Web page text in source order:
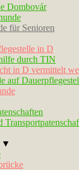
Dombovár
für Senioren
in D
durch TIN
in D vermittelt
auf
▼